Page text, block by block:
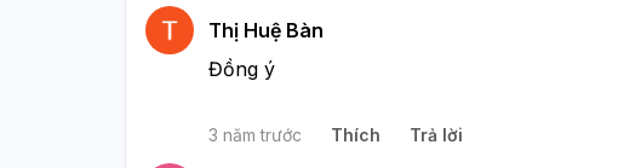
Thị Huệ Bàn
Đồng ý
3 năm trước Thích Trả lời